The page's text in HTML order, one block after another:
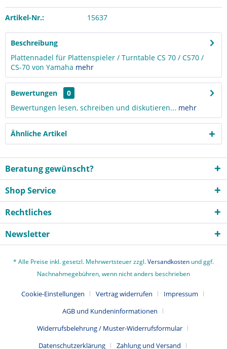
Artikel-Nr.: 15637
Beschreibung
Plattennadel für Plattenspieler / Turntable CS 70 / CS70 /
CS-70 von Yamaha mehr
Bewertungen
0
Bewertungen lesen, schreiben und diskutieren... mehr
Ähnliche Artikel
Beratung gewünscht?
Shop Service
Rechtliches
Newsletter
* Alle Preise inkl. gesetzl. Mehrwertsteuer zzgl.Versandkosten und ggf.
Nachnahmegebühren, wenn nicht anders beschrieben
Cookie-Einstellungen Vertrag widerrufen
Impressum
AGB und Kundeninformationen
Widerrufsbelehrung / Muster-Widerrufsformular
Datenschutzerklärung
Zahlung und Versand